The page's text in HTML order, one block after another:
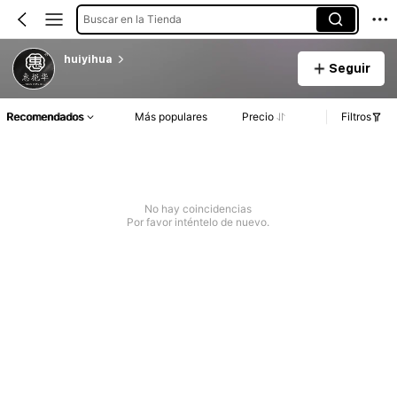
Buscar en la Tienda
huiyihua
Seguir
Recomendados Más populares Precio Filtros
No hay coincidencias
Por favor inténtelo de nuevo.